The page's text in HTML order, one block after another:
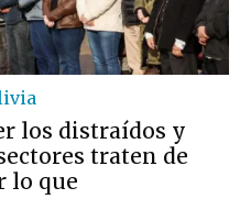
los distraídos y
traten de
lo que